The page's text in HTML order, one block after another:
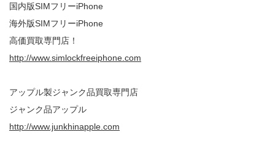
国内版SIMフリーiPhone
海外版SIMフリーiPhone
高価買取専門店！
http://www.simlockfreeiphone.com
アップル製ジャンク品買取専門店
ジャンク品アップル
http://www.junkhinapple.com